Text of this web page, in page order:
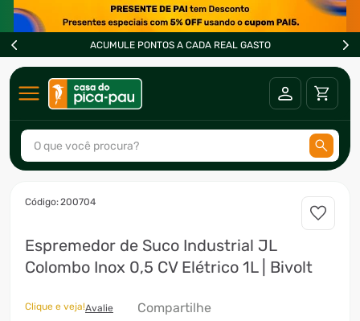
ACUMULE PONTOS A CADA REAL GASTO
O que você procura?
:200704
Espremedor de Suco Industrial JL
Colombo Inox 0,5 CV Elétrico 1L | Bivolt
Clique e veja!Avalie Compartilhe
2º
freezer
3º
forno
4º
fogão